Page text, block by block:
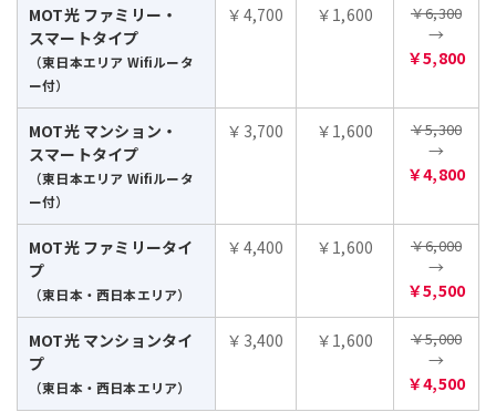
MOT光 ファミリー・
スマートタイプ
（東日本エリア Wifiルータ
ー付）
￥4,700 ￥1,600 ￥6,300
→
￥5,800
MOT光 マンション・
スマートタイプ
（東日本エリア Wifiルータ
ー付）
￥3,700 ￥1,600 ￥5,300
→
￥4,800
MOT光 ファミリータイ
プ
（東日本・西日本エリア）
￥4,400 ￥1,600 ￥6,000
→
￥5,500
MOT光 マンションタイ
プ
（東日本・西日本エリア）
￥3,400 ￥1,600 ￥5,000
→
￥4,500